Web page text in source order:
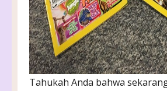
Tahukah Anda bahwa